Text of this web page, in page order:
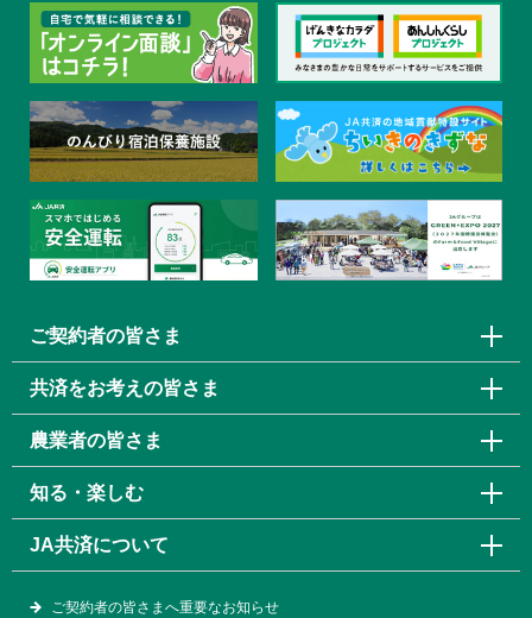
ご契約者の皆さま
共済をお考えの皆さま
農業者の皆さま
知る・楽しむ
JA共済について
ご契約者の皆さまへ重要なお知らせ